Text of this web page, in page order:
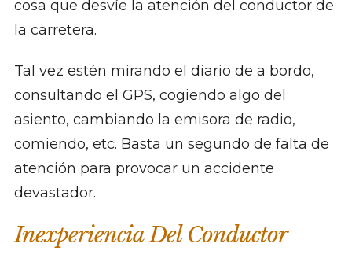
cosa que desvíe la atención del conductor de
la carretera.
Tal vez estén mirando el diario de a bordo,
consultando el GPS, cogiendo algo del
asiento, cambiando la emisora de radio,
comiendo, etc. Basta un segundo de falta de
atención para provocar un accidente
devastador.
Inexperiencia Del Conductor